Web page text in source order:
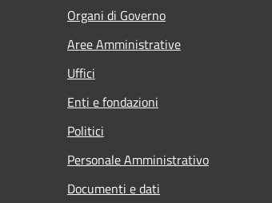
Organi di Governo
Aree Amministrative
Uffici
Enti e fondazioni
Politici
Personale Amministrativo
Documenti e dati